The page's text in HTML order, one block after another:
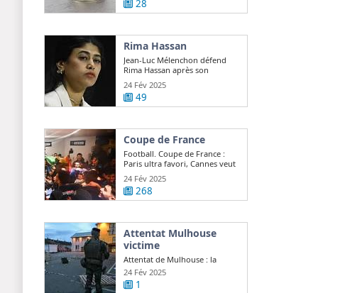
28
Rima Hassan
Jean-Luc Mélenchon défend
Rima Hassan après son
expulsion d ...
24 Fév 2025
49
Coupe de France
Football. Coupe de France :
Paris ultra favori, Cannes veut
continuer ...
24 Fév 2025
268
Attentat Mulhouse
victime
Attentat de Mulhouse : la
victime, Lino Sousa Loureiro,
était "quelqu ...
24 Fév 2025
1